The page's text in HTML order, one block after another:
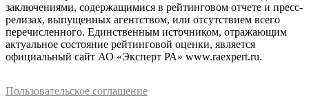
заключениями, содержащимися в рейтинговом отчете и пресс-
релизах, выпущенных агентством, или отсутствием всего
перечисленного. Единственным источником, отражающим
актуальное состояние рейтинговой оценки, является
официальный сайт АО «Эксперт РА» www.raexpert.ru.
Пользовательское соглашение